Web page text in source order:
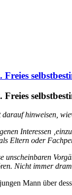
darauf hinweisen,
Interessen
Eltern oder
unscheinbaren
Nicht immer
Mann über